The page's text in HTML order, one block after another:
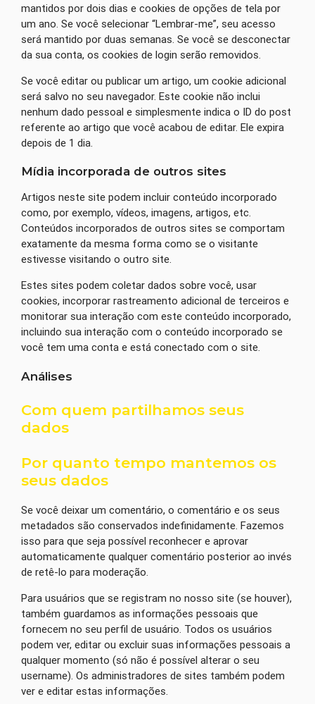
mantidos por dois dias e cookies de opções de tela por
um ano. Se você selecionar “Lembrar-me”, seu acesso
será mantido por duas semanas. Se você se desconectar
da sua conta, os cookies de login serão removidos.
Se você editar ou publicar um artigo, um cookie adicional
será salvo no seu navegador. Este cookie não inclui
nenhum dado pessoal e simplesmente indica o ID do post
referente ao artigo que você acabou de editar. Ele expira
depois de 1 dia.
Mídia incorporada de outros sites
Artigos neste site podem incluir conteúdo incorporado
como, por exemplo, vídeos, imagens, artigos, etc.
Conteúdos incorporados de outros sites se comportam
exatamente da mesma forma como se o visitante
estivesse visitando o outro site.
Estes sites podem coletar dados sobre você, usar
cookies, incorporar rastreamento adicional de terceiros e
monitorar sua interação com este conteúdo incorporado,
incluindo sua interação com o conteúdo incorporado se
você tem uma conta e está conectado com o site.
Análises
Com quem partilhamos seus
dados
Por quanto tempo mantemos os
seus dados
Se você deixar um comentário, o comentário e os seus
metadados são conservados indefinidamente. Fazemos
isso para que seja possível reconhecer e aprovar
automaticamente qualquer comentário posterior ao invés
de retê-lo para moderação.
Para usuários que se registram no nosso site (se houver),
também guardamos as informações pessoais que
fornecem no seu perfil de usuário. Todos os usuários
podem ver, editar ou excluir suas informações pessoais a
qualquer momento (só não é possível alterar o seu
username). Os administradores de sites também podem
ver e editar estas informações.